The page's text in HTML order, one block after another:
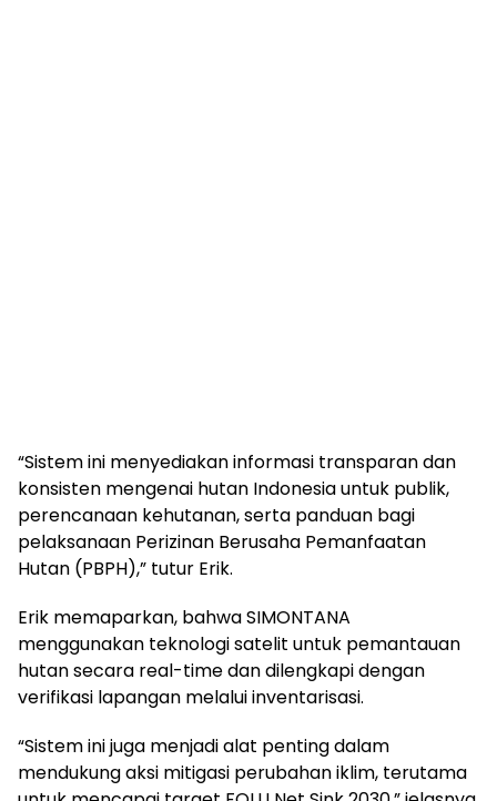
“Sistem ini menyediakan informasi transparan dan
konsisten mengenai hutan Indonesia untuk publik,
perencanaan kehutanan, serta panduan bagi
pelaksanaan Perizinan Berusaha Pemanfaatan
Hutan (PBPH),” tutur Erik.
Erik memaparkan, bahwa SIMONTANA
menggunakan teknologi satelit untuk pemantauan
hutan secara real-time dan dilengkapi dengan
verifikasi lapangan melalui inventarisasi.
“Sistem ini juga menjadi alat penting dalam
mendukung aksi mitigasi perubahan iklim, terutama